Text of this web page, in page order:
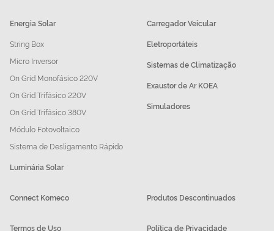
Energia Solar
String Box
Micro Inversor
On Grid Monofásico 220V
On Grid Trifásico 220V
On Grid Trifásico 380V
Módulo Fotovoltaico
Sistema de Desligamento Rápido
Luminária Solar
Carregador Veicular
Eletroportáteis
Sistemas de Climatização
Exaustor de Ar KOEA
Simuladores
Connect Komeco Produtos Descontinuados
Termos de Uso Política de Privacidade